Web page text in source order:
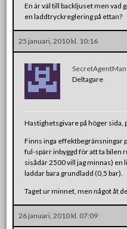
En är väl till backljuset men vad
en laddtryckreglering på ettan?
25 januari, 2010 kl. 10:16
SecretAgentMan
Deltagare
Hastighetsgivare på höger sida,
Finns inga effektbegränsningar
ful-spärr inbyggd för att ta bilen
sisådär 2500 vill jag minnas) en
laddar bara grundladd (0,5 bar).
Taget ur minnet, men något åt
26 januari, 2010 kl. 07:09